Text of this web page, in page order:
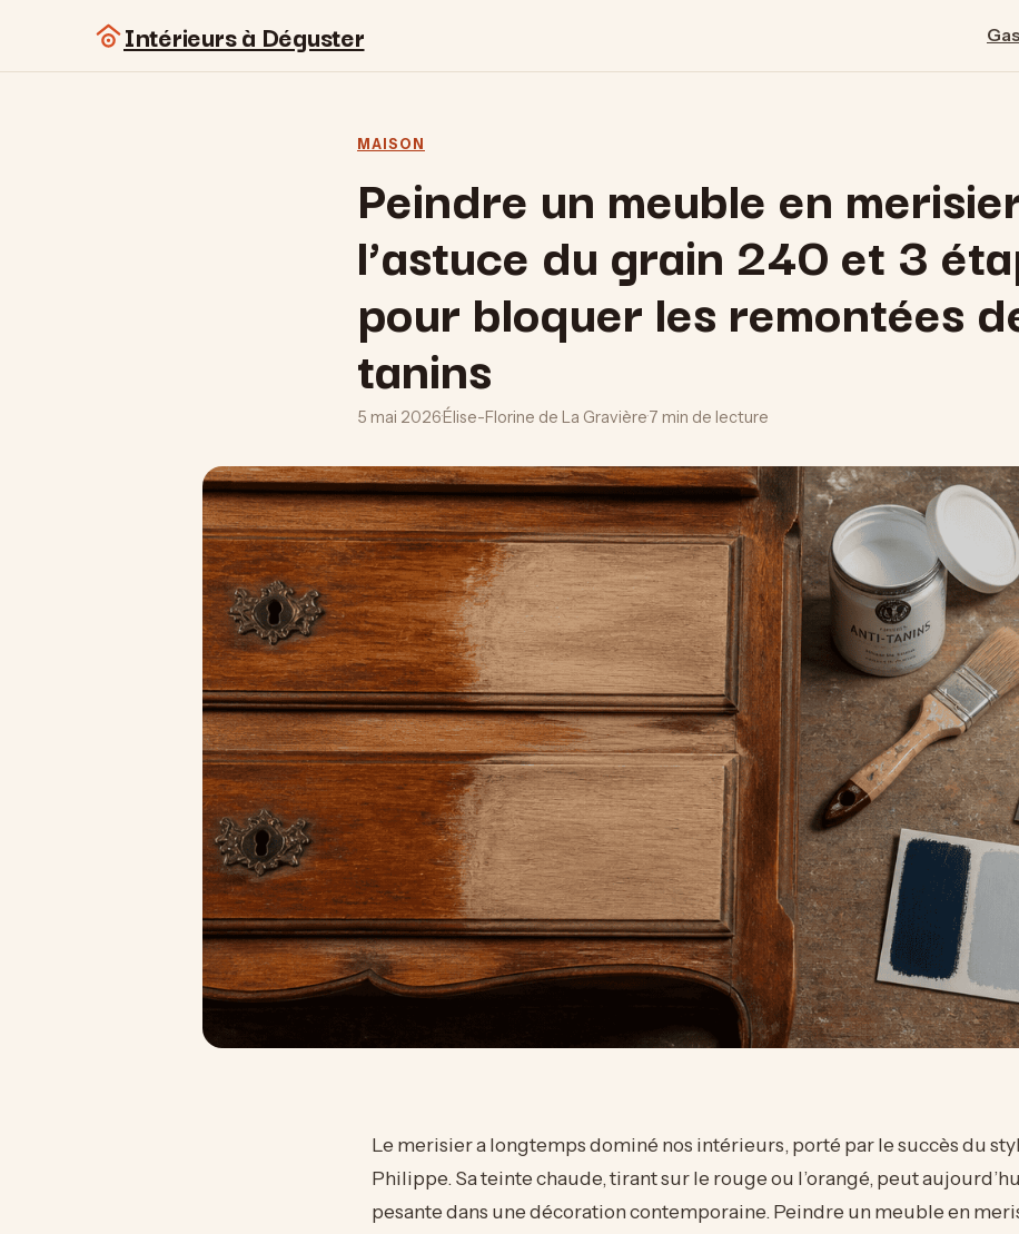
Intérieurs à Déguster
MAISON
Peindre un meuble en
l’astuce du grain 240 et 3
pour bloquer les remontées
tanins
5 mai 2026·Élise-Florine de La Gravière·7 min de lecture
Le merisier a longtemps dominé nos intérieurs, porté par le succès du
Philippe. Sa teinte chaude, tirant sur le rouge ou l’orangé, peut
pesante dans une décoration contemporaine. Peindre un meuble en